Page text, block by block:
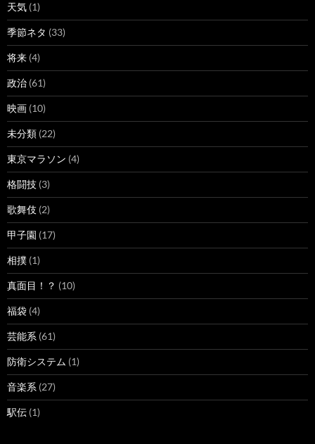
天気 (1)
季節ネタ (33)
将来 (4)
政治 (61)
映画 (10)
未分類 (22)
東京マラソン (4)
格闘技 (3)
歌舞伎 (2)
甲子園 (17)
相撲 (1)
真面目！？ (10)
福袋 (4)
芸能系 (61)
防衛システム (1)
音楽系 (27)
駅伝 (1)